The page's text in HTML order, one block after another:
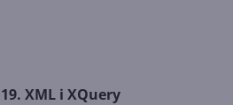
19. XML i XQuery